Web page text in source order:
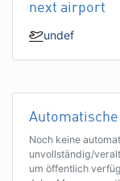
next airport
undef
Automatische
Noch keine
unvollständig/
um öffentlich